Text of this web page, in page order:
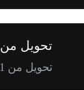
تحويل من TROLL إلى CAD
تحويل من 1 TROLL إلى C$0.0526